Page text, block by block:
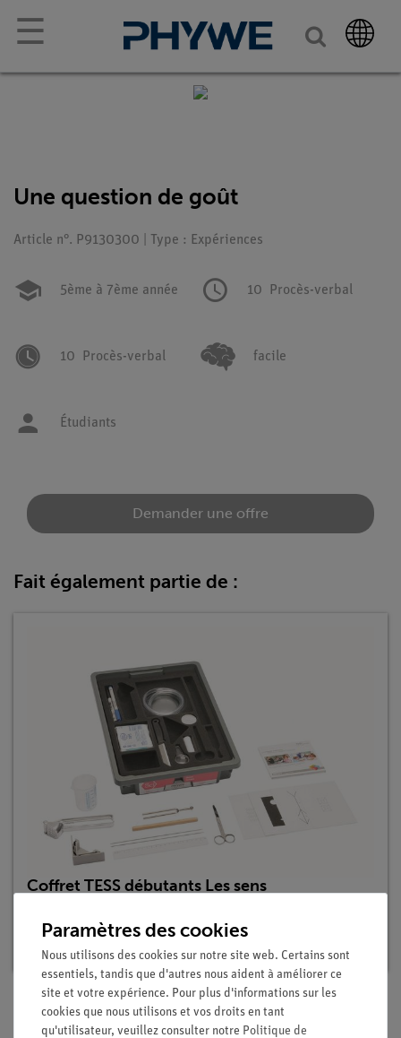
☰
Une question de goût
Article n°. P9130300 | Type : Expériences
5ème à 7ème année 10 Procès-verbal
10 Procès-verbal facile
Étudiants
Demander une offre
Fait également partie de :
Coffret TESS débutants Les sens
Paramètres des cookies
Nous utilisons des cookies sur notre site web. Certains sont
essentiels, tandis que d'autres nous aident à améliorer ce
site et votre expérience. Pour plus d'informations sur les
cookies que nous utilisons et vos droits en tant
qu'utilisateur, veuillez consulter notre Politique de